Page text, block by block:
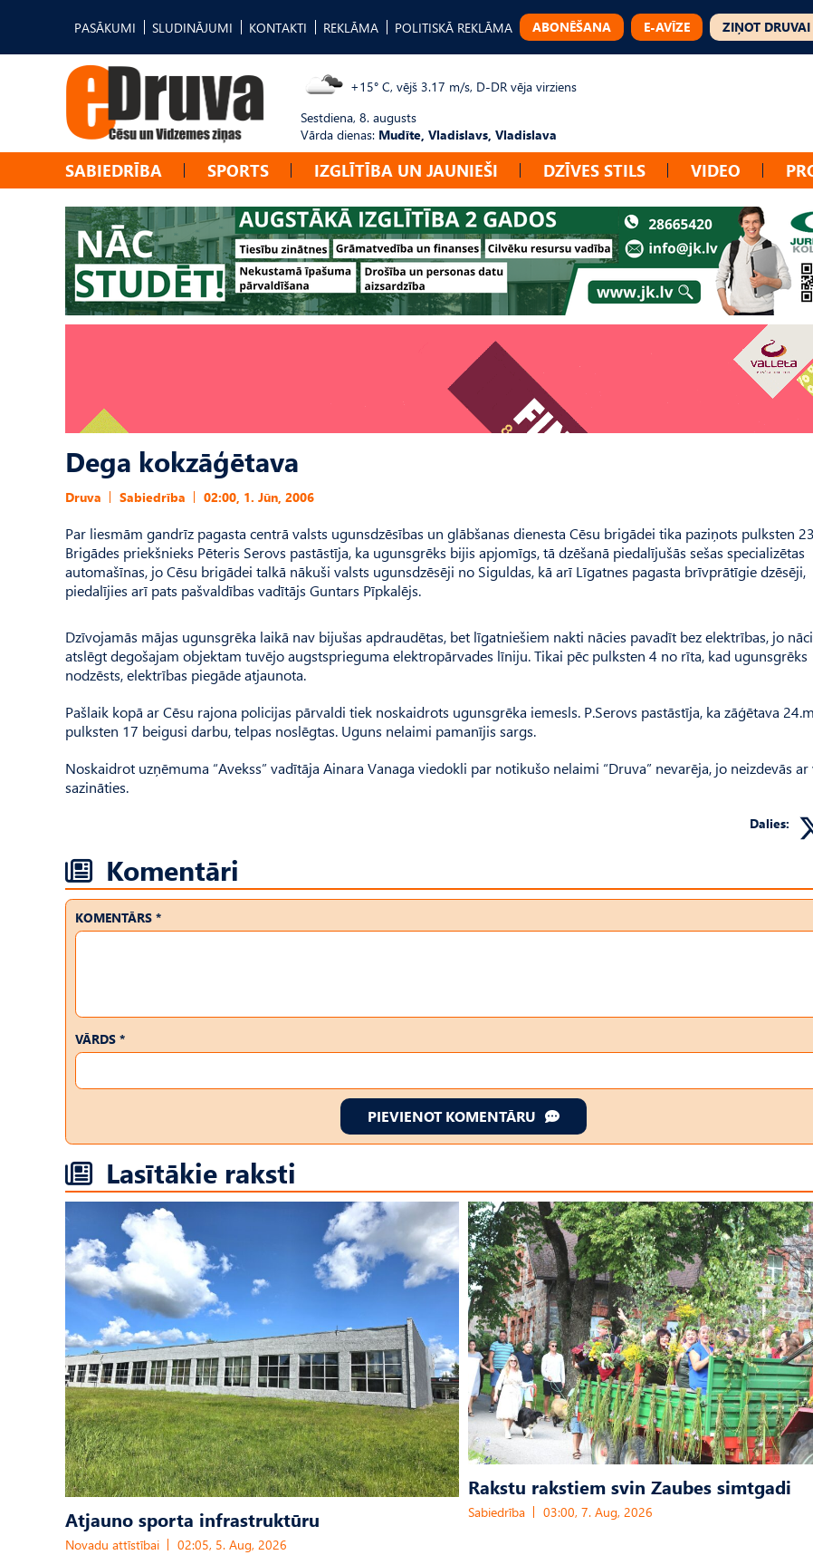
PASĀKUMI SLUDINĀJUMI KONTAKTI REKLĀMA POLITISKĀ REKLĀMA ABONĒŠANA E-AVĪZE ZIŅOT DRUVAI
+15° C, vējš 3.17 m/s, D-DR vēja virziens
Sestdiena, 8. augusts
Vārda dienas: Mudīte, Vladislavs, Vladislava
SABIEDRĪBA SPORTS IZGLĪTĪBA UN JAUNIEŠI DZĪVES STILS VIDEO
Dega kokzāģētava
Druva Sabiedrība 02:00, 1. Jūn, 2006
Par liesmām gandrīz pagasta centrā valsts ugunsdzēsības un glābšanas dienesta Cēsu brigādei tika paziņots pulksten
Brigādes priekšnieks Pēteris Serovs pastāstīja, ka ugunsgrēks bijis apjomīgs, tā dzēšanā piedalījušās sešas specializētas
automašīnas, jo Cēsu brigādei talkā nākuši valsts ugunsdzēsēji no Siguldas, kā arī Līgatnes pagasta brīvprātīgie dzēsēji,
piedalījies arī pats pašvaldības vadītājs Guntars Pīpkalējs.
Dzīvojamās mājas ugunsgrēka laikā nav bijušas apdraudētas, bet līgatniešiem nakti nācies pavadīt bez elektrības, jo
atslēgt degošajam objektam tuvējo augstsprieguma elektropārvades līniju. Tikai pēc pulksten 4 no rīta, kad ugunsgrēks
nodzēsts, elektrības piegāde atjaunota.
Pašlaik kopā ar Cēsu rajona policijas pārvaldi tiek noskaidrots ugunsgrēka iemesls. P.Serovs pastāstīja, ka zāģētava
pulksten 17 beigusi darbu, telpas noslēgtas. Uguns nelaimi pamanījis sargs.
Noskaidrot uzņēmuma “Avekss” vadītāja Ainara Vanaga viedokli par notikušo nelaimi “Druva” nevarēja, jo neizdevās ar
sazināties.
Dalies:
Komentāri
KOMENTĀRS *
VĀRDS *
PIEVIENOT KOMENTĀRU
Lasītākie raksti
Atjauno sporta infrastruktūru
Novadu attīstībai 02:05, 5. Aug, 2026
Rakstu rakstiem svin Zaubes simtgadi
Sabiedrība 03:00, 7. Aug, 2026